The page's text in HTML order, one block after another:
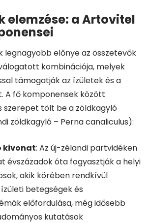
elemzése: a Artovitel
legnagyobb előnye az összetevők
kombinációja, melyek
támogatják az ízületek és a
A fő komponensek között
szerepet tölt be a zöldkagyló
zöldkagyló – Perna canaliculus):
kivonat: Az új-zélandi partvidéken
évszázadok óta fogyasztják a helyi
akik körében rendkívül
betegségek és
előfordulása, még idősebb
kutatások